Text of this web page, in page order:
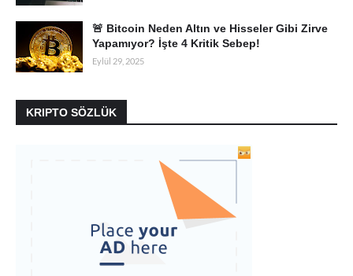
🚨 Bitcoin Neden Altın ve Hisseler Gibi Zirve
Yapamıyor? İşte 4 Kritik Sebep!
Eylül 29, 2025
KRIPTO SÖZLÜK